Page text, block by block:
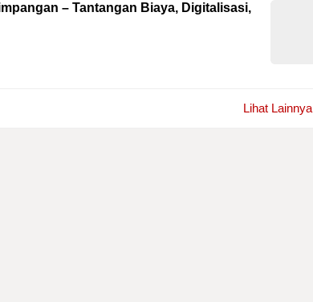
– Tantangan Biaya, Digitalisasi,
Lihat Lainnya